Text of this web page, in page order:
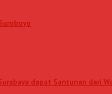
dapat Santunan dari